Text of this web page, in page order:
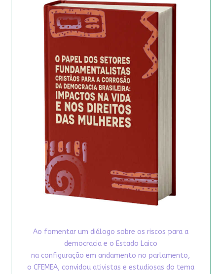
Ao fomentar um diálogo sobre os riscos para a
democracia e o Estado Laico
na configuração em andamento no parlamento,
o CFEMEA, convidou ativistas e estudiosas do tema